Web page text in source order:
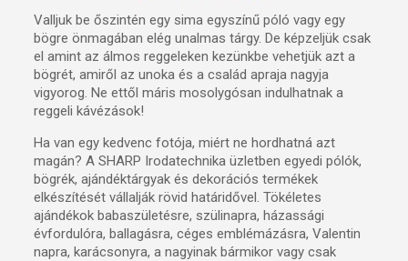
Valljuk be őszintén egy sima egyszínű póló vagy egy
bögre önmagában elég unalmas tárgy. De képzeljük csak
el amint az álmos reggeleken kezünkbe vehetjük azt a
bögrét, amiről az unoka és a család apraja nagyja
vigyorog. Ne ettől máris mosolygósan indulhatnak a
reggeli kávézások!
Ha van egy kedvenc fotója, miért ne hordhatná azt
magán? A SHARP Irodatechnika üzletben egyedi pólók,
bögrék, ajándéktárgyak és dekorációs termékek
elkészítését vállalják rövid határidővel. Tökéletes
ajándékok babaszületésre, szülinapra, házassági
évfordulóra, ballagásra, céges emblémázásra, Valentin
napra, karácsonyra, a nagyinak bármikor vagy csak